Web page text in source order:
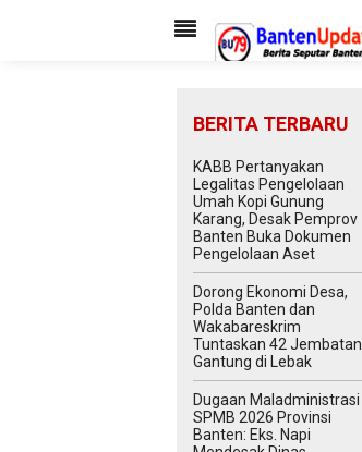
BERITA TERBARU
KABB Pertanyakan
Legalitas Pengelolaan
Umah Kopi Gunung
Karang, Desak Pemprov
Banten Buka Dokumen
Pengelolaan Aset
Dorong Ekonomi Desa,
Polda Banten dan
Wakabareskrim
Tuntaskan 42 Jembatan
Gantung di Lebak
Dugaan Maladministrasi
SPMB 2026 Provinsi
Banten: Eks. Napi